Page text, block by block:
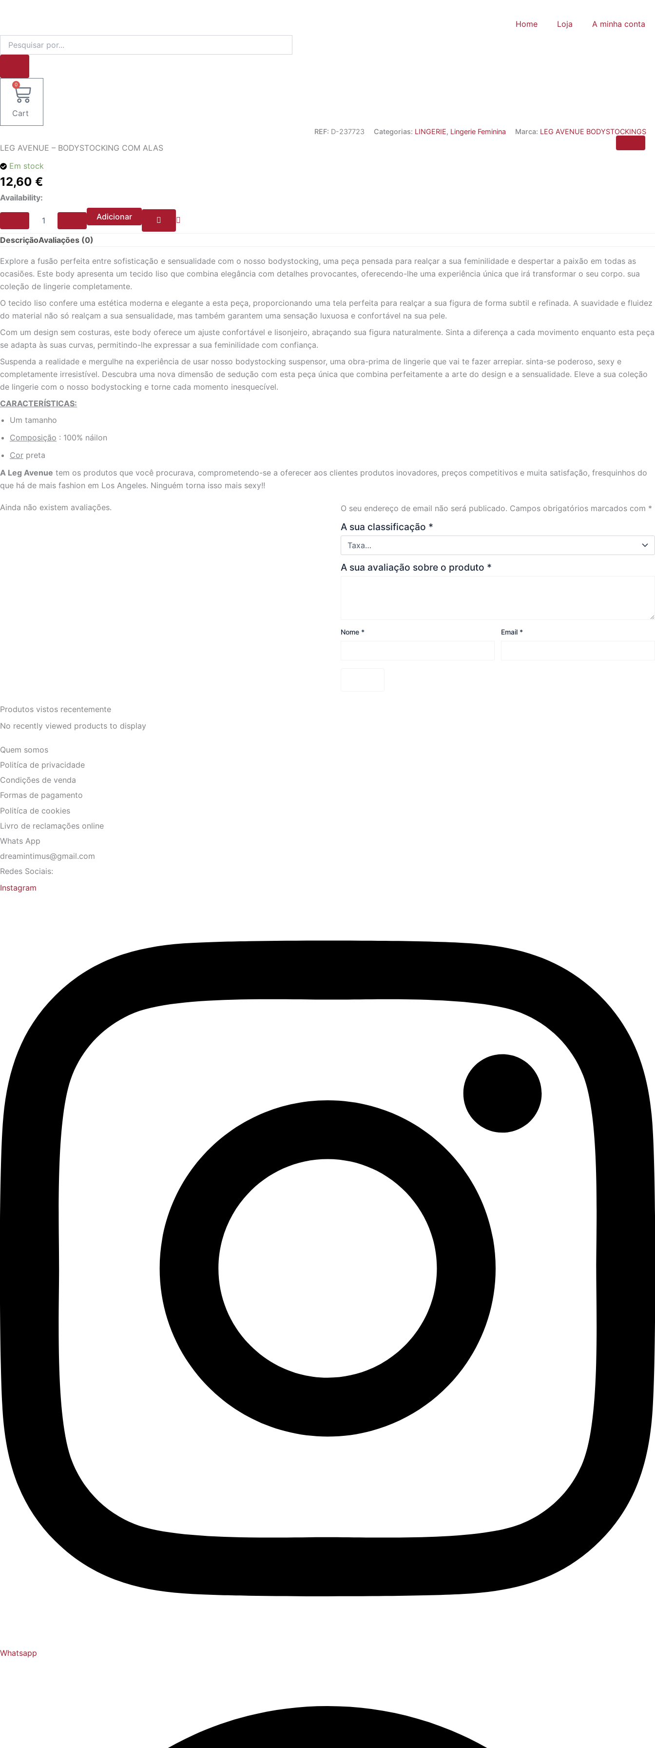
Home Loja A minha conta
0
Cart
REF: D-237723 Categorias: LINGERIE, Lingerie Feminina Marca: LEG AVENUE BODYSTOCKINGS
LEG AVENUE – BODYSTOCKING COM ALAS
Em stock
12,60 €
Availability:
LEG
-
BODYSTOCKING
COM
ALAS
Adicionar
DescriçãoAvaliações (0)
Explore a fusão perfeita entre sofisticação e sensualidade com o nosso bodystocking, uma peça pensada para realçar a sua feminilidade e despertar a paixão em todas as
ocasiões. Este body apresenta um tecido liso que combina elegância com detalhes provocantes, oferecendo-lhe uma experiência única que irá transformar o seu corpo. sua
coleção de lingerie completamente.
O tecido liso confere uma estética moderna e elegante a esta peça, proporcionando uma tela perfeita para realçar a sua figura de forma subtil e refinada. A suavidade e fluidez
do material não só realçam a sua sensualidade, mas também garantem uma sensação luxuosa e confortável na sua pele.
Com um design sem costuras, este body oferece um ajuste confortável e lisonjeiro, abraçando sua figura naturalmente. Sinta a diferença a cada movimento enquanto esta peça
se adapta às suas curvas, permitindo-lhe expressar a sua feminilidade com confiança.
Suspenda a realidade e mergulhe na experiência de usar nosso bodystocking suspensor, uma obra-prima de lingerie que vai te fazer arrepiar. sinta-se poderoso, sexy e
completamente irresistível. Descubra uma nova dimensão de sedução com esta peça única que combina perfeitamente a arte do design e a sensualidade. Eleve a sua coleção
de lingerie com o nosso bodystocking e torne cada momento inesquecível.
CARACTERÍSTICAS:
Um tamanho
Composição : 100% náilon
Cor preta
A Leg Avenue tem os produtos que você procurava, comprometendo-se a oferecer aos clientes produtos inovadores, preços competitivos e muita satisfação, fresquinhos do
que há de mais fashion em Los Angeles. Ninguém torna isso mais sexy!!
Ainda não existem avaliações. O seu endereço de email não será publicado. Campos obrigatórios marcados com *
A sua classificação *
A sua avaliação sobre o produto *
Nome * Email *
Produtos vistos recentemente
No recently viewed products to display
Quem somos
Politíca de privacidade
Condições de venda
Formas de pagamento
Politíca de cookies
Livro de reclamações online
Whats App
dreamintimus@gmail.com
Redes Sociais:
Instagram
Whatsapp